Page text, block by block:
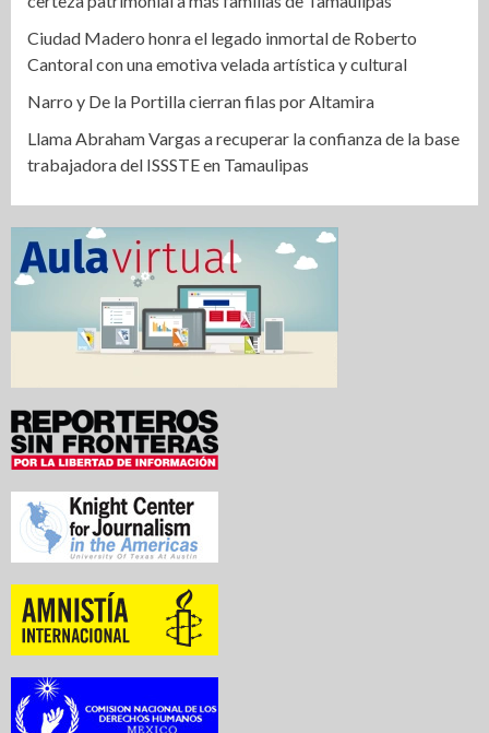
Ciudad Madero honra el legado inmortal de Roberto
Cantoral con una emotiva velada artística y cultural
Narro y De la Portilla cierran filas por Altamira
Llama Abraham Vargas a recuperar la confianza de la base
trabajadora del ISSSTE en Tamaulipas